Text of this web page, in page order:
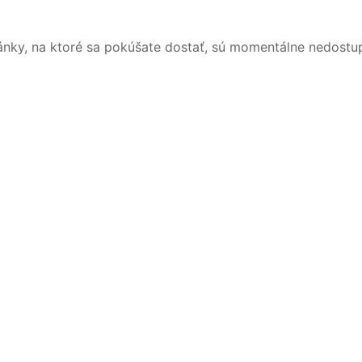
na ktoré sa pokúšate dostať, sú momentálne